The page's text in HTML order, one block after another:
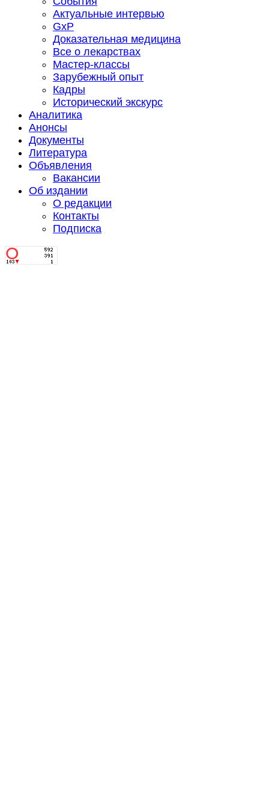
Актуальные интервью
GxP
Доказательная медицина
Все о лекарствах
Мастер-классы
Зарубежный опыт
Кадры
Исторический экскурс
Аналитика
Анонсы
Документы
Литература
Объявления
Вакансии
Об издании
О редакции
Контакты
Подписка